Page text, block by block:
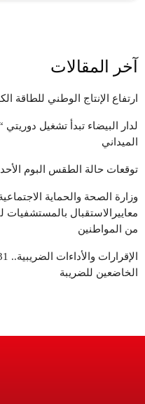
آخر المقالات
ارتفاع الإنتاج الوطني للطاقة الكهربائية بـ
لدار البيضاء تبدأ تشغيل دوريتي
الميداني
توقعات حالة الطقس البوم الأحد26يوليوز
وزارة الصحة والحماية
معاييرالاستقبال بالمستشفيات
من المواطنين
الخاضعين للضريبة